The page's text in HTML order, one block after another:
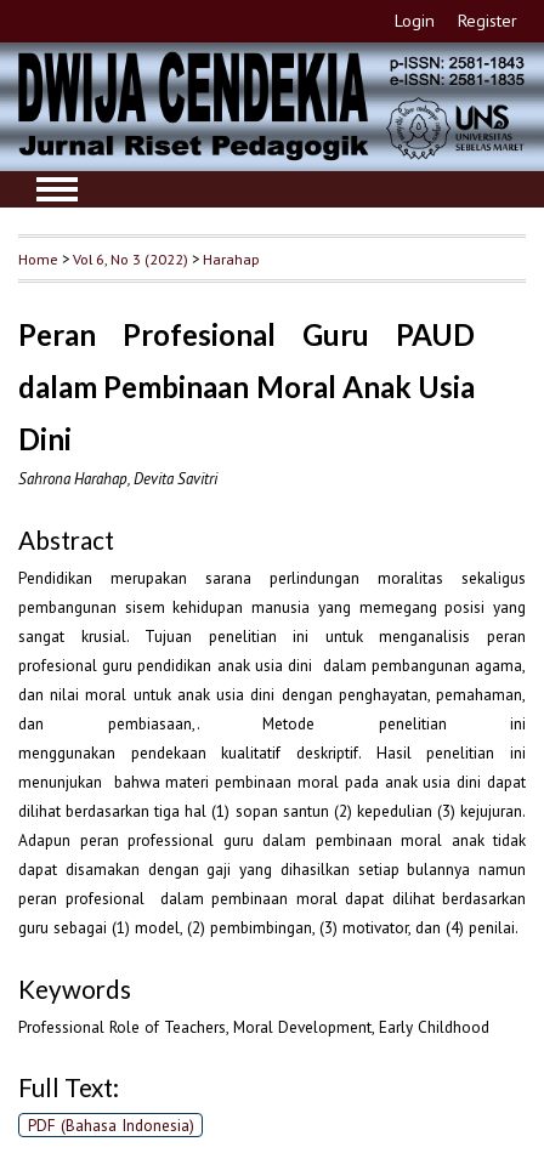
Login Register
Home >Vol 6, No 3 (2022) >Harahap
Peran Profesional Guru PAUD
dalam Pembinaan Moral Anak Usia
Dini
Sahrona Harahap, Devita Savitri
Abstract
Pendidikan merupakan sarana perlindungan moralitas sekaligus
pembangunan sisem kehidupan manusia yang memegang posisi yang
sangat krusial. Tujuan penelitian ini untuk menganalisis peran
profesional guru pendidikan anak usia dini dalam pembangunan agama,
dan nilai moral untuk anak usia dini dengan penghayatan, pemahaman,
dan pembiasaan,. Metode penelitian ini
menggunakan pendekaan kualitatif deskriptif. Hasil penelitian ini
menunjukan bahwa materi pembinaan moral pada anak usia dini dapat
dilihat berdasarkan tiga hal (1) sopan santun (2) kepedulian (3) kejujuran.
Adapun peran professional guru dalam pembinaan moral anak tidak
dapat disamakan dengan gaji yang dihasilkan setiap bulannya namun
peran profesional dalam pembinaan moral dapat dilihat berdasarkan
guru sebagai (1) model, (2) pembimbingan, (3) motivator, dan (4) penilai.
Keywords
Professional Role of Teachers, Moral Development, Early Childhood
Full Text:
PDF (Bahasa Indonesia)